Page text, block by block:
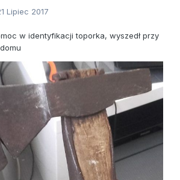
Lipiec 2017
w identyfikacji toporka, wyszedł przy